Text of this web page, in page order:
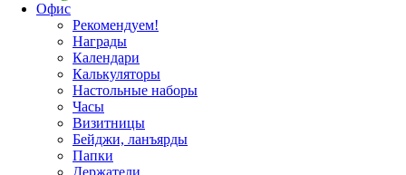
Офис
Рекомендуем!
Награды
Календари
Калькуляторы
Настольные наборы
Часы
Визитницы
Бейджи, ланъярды
Папки
Держатели